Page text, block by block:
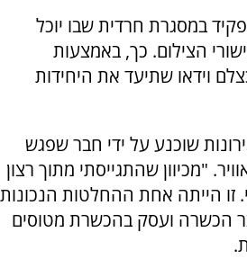
במסגרת חרדית שבו יוכל
הצילום. כך, באמצעות
וידאו שתיעד את היחידות
שוכנע על ידי חבר שפגש
"מכיוון שהתגייסתי מתוך רצון
זו הייתה אחת ההחלטות הנכונות
הכשרה ועסק בהכשרת מטוסים